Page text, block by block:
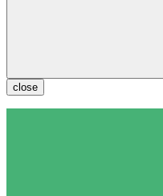
close